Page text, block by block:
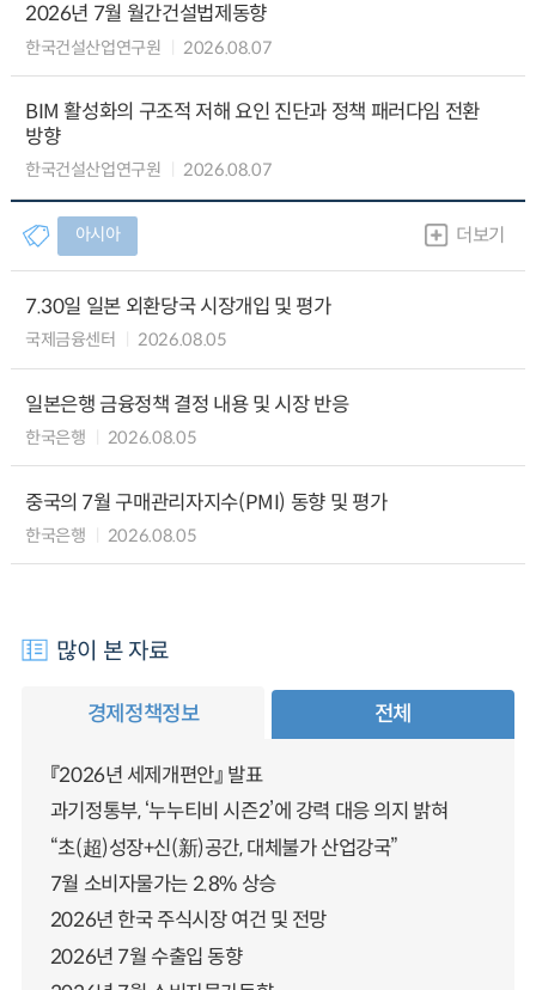
2026년 7월 월간건설법제동향
한국건설산업연구원 2026.08.07
BIM 활성화의 구조적 저해 요인 진단과 정책 패러다임 전환
방향
한국건설산업연구원 2026.08.07
아시아 더보기
7.30일 일본 외환당국 시장개입 및 평가
국제금융센터 2026.08.05
일본은행 금융정책 결정 내용 및 시장 반응
한국은행 2026.08.05
중국의 7월 구매관리자지수(PMI) 동향 및 평가
한국은행 2026.08.05
많이 본 자료
경제정책정보 전체
『2026년 세제개편안』 발표
과기정통부, ‘누누티비 시즌2’에 강력 대응 의지 밝혀
“초(超)성장+신(新)공간, 대체불가 산업강국”
7월 소비자물가는 2.8% 상승
2026년 한국 주식시장 여건 및 전망
2026년 7월 수출입 동향